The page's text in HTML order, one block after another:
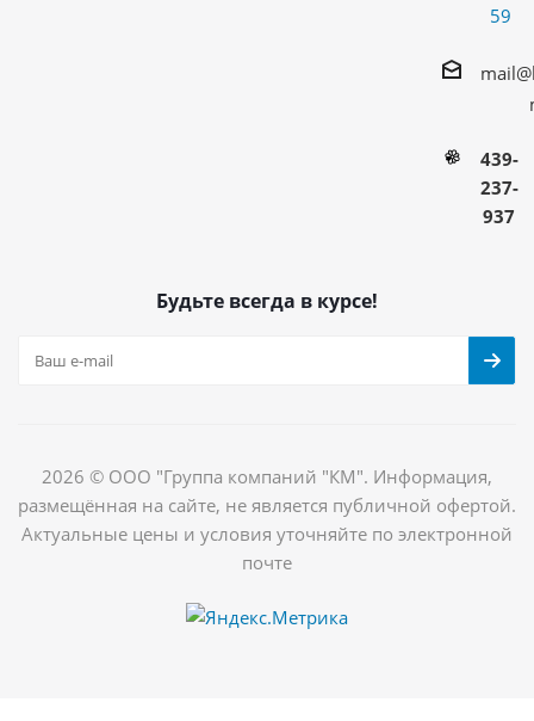
59
439-
237-
937
Будьте всегда в курсе!
2026 © ООО "Группа компаний "КМ". Информация,
размещённая на сайте, не является публичной офертой.
Актуальные цены и условия уточняйте по электронной
почте